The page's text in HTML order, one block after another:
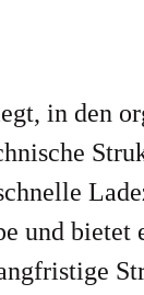
in den
und bietet